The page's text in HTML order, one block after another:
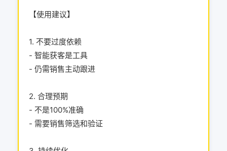
【使用建议】
1. 不要过度依赖
- 智能获客是工具
- 仍需销售主动跟进
2. 合理预期
- 不是100%准确
- 需要销售筛选和验证